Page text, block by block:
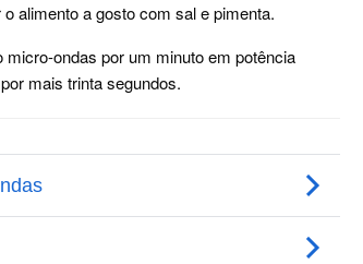
alimento a gosto com sal e pimenta.
ondas por um minuto em potência
mais trinta segundos.